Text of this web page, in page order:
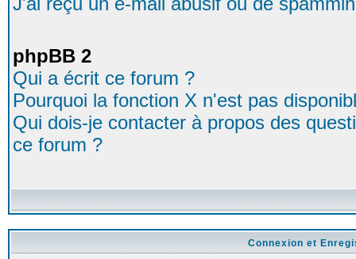
phpBB 2
Qui a écrit ce forum ?
Pourquoi la fonction X n'est pas
Qui dois-je contacter à propos des
ce forum ?
Connexion et